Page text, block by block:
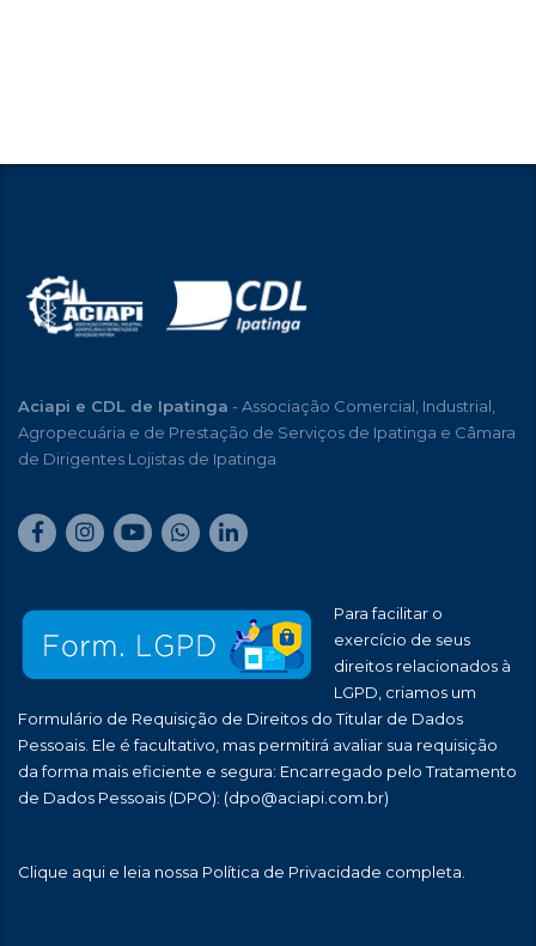
Aciapi e CDL de Ipatinga - Associação Comercial, Industrial,
Agropecuária e de Prestação de Serviços de Ipatinga e Câmara
de Dirigentes Lojistas de Ipatinga
Para facilitar o
exercício de seus
direitos relacionados à
LGPD, criamos um
Formulário de Requisição de Direitos do Titular de Dados
Pessoais. Ele é facultativo, mas permitirá avaliar sua requisição
da forma mais eficiente e segura: Encarregado pelo Tratamento
de Dados Pessoais (DPO): (dpo@aciapi.com.br)
Clique aqui e leia nossa Política de Privacidade completa.